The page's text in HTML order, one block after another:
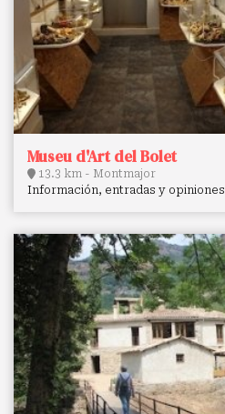
Museu d'Art del Bolet
13.3 km - Montmajor
Información, entradas y opiniones